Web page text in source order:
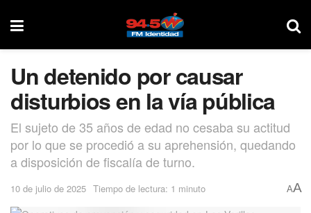
Un detenido por causar
disturbios en la vía pública
El sujeto de 35 años de edad no cesaba su actitud
por lo que se procedió a su aprehensión, quedando
a disposición de fiscalía de turno.
10 de julio de 2025 Tiempo de lectura: 1 minuto AA